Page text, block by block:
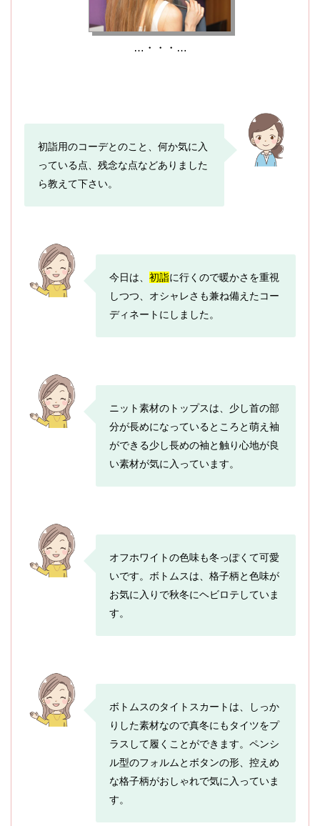
…・・・…
初詣用のコーデとのこと、何か気に入
っている点、残念な点などありました
ら教えて下さい。
今日は、 初詣に行くので暖かさを重視
しつつ、オシャレさも兼ね備えたコー
ディネートにしました。
ニット素材のトップスは、少し首の部
分が長めになっているところと萌え袖
ができる少し長めの袖と触り心地が良
い素材が気に入っています。
オフホワイトの色味も冬っぽくて可愛
いです。ボトムスは、格子柄と色味が
お気に入りで秋冬にヘビロテしていま
す。
ボトムスのタイトスカートは、しっか
りした素材なので真冬にもタイツをプ
ラスして履くことができます。ペンシ
ル型のフォルムとボタンの形、控えめ
な格子柄がおしゃれで気に入っていま
す。